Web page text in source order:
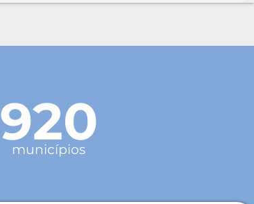
920
municípios